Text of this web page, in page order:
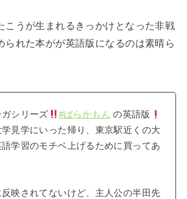
こうが生まれるきっかけとなった非戦
られた本がが英語版になるのは素晴ら
シリーズ #ばらかもん の英語版
見学にいった帰り、東京駅近くの大
学習のモチベ上げるために買ってあ
映されてないけど、主人公の半田先